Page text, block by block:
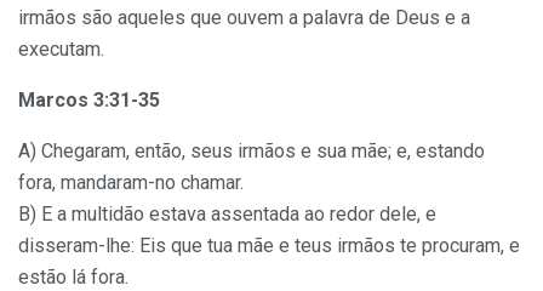
irmãos são aqueles que ouvem a palavra de Deus e a
executam.
Marcos 3:31-35
A) Chegaram, então, seus irmãos e sua mãe; e, estando
fora, mandaram-no chamar.
B) E a multidão estava assentada ao redor dele, e
disseram-lhe: Eis que tua mãe e teus irmãos te procuram, e
estão lá fora.